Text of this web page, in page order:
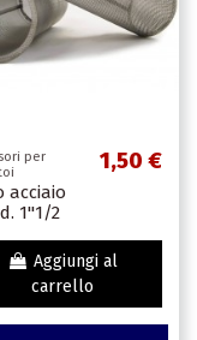
per
acciaio
1''1/2
1,50 €
Aggiungi al
carrello